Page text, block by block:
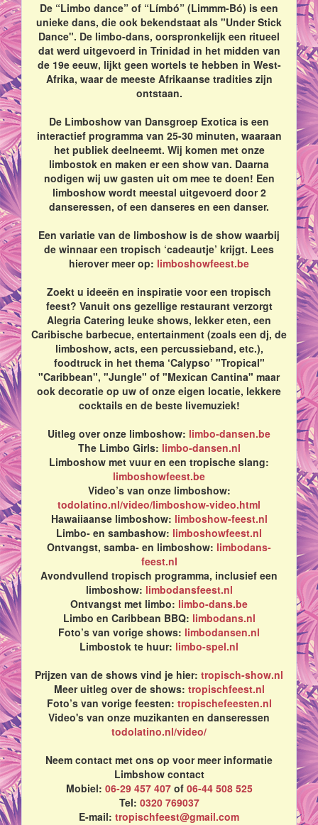
De “Limbo dance” of “Límbó” (Limmm-Bó) is een
unieke dans, die ook bekendstaat als "Under Stick
Dance". De limbo-dans, oorspronkelijk een ritueel
dat werd uitgevoerd in Trinidad in het midden van
de 19e eeuw, lijkt geen wortels te hebben in West-
Afrika, waar de meeste Afrikaanse tradities zijn
ontstaan.
De Limboshow van Dansgroep Exotica is een
interactief programma van 25-30 minuten, waaraan
het publiek deelneemt. Wij komen met onze
limbostok en maken er een show van. Daarna
nodigen wij uw gasten uit om mee te doen! Een
limboshow wordt meestal uitgevoerd door 2
danseressen, of een danseres en een danser.
Een variatie van de limboshow is de show waarbij
de winnaar een tropisch ‘cadeautje’ krijgt. Lees
hierover meer op: limboshowfeest.be
Zoekt u ideeën en inspiratie voor een tropisch
feest? Vanuit ons gezellige restaurant verzorgt
Alegria Catering leuke shows, lekker eten, een
Caribische barbecue, entertainment (zoals een dj, de
limboshow, acts, een percussieband, etc.),
foodtruck in het thema ‘Calypso’ "Tropical"
"Caribbean", "Jungle" of "Mexican Cantina" maar
ook decoratie op uw of onze eigen locatie, lekkere
cocktails en de beste livemuziek!
Uitleg over onze limboshow: limbo-dansen.be
The Limbo Girls: limbo-dansen.nl
Limboshow met vuur en een tropische slang:
limboshowfeest.be
Video’s van onze limboshow:
todolatino.nl/video/limboshow-video.html
Hawaiiaanse limboshow: limboshow-feest.nl
Limbo- en sambashow: limboshowfeest.nl
Ontvangst, samba- en limboshow: limbodans-
feest.nl
Avondvullend tropisch programma, inclusief een
limboshow: limbodansfeest.nl
Ontvangst met limbo: limbo-dans.be
Limbo en Caribbean BBQ: limbodans.nl
Foto’s van vorige shows: limbodansen.nl
Limbostok te huur: limbo-spel.nl
Prijzen van de shows vind je hier: tropisch-show.nl
Meer uitleg over de shows: tropischfeest.nl
Foto’s van vorige feesten: tropischefeesten.nl
Video's van onze muzikanten en danseressen
todolatino.nl/video/
Neem contact met ons op voor meer informatie
Limbshow contact
Mobiel: 06-29 457 407of 06-44 508 525
Tel: 0320 769037
E-mail: tropischfeest@gmail.com